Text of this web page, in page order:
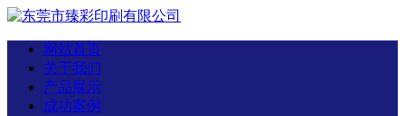
网站首页
关于我们
产品展示
成功案例